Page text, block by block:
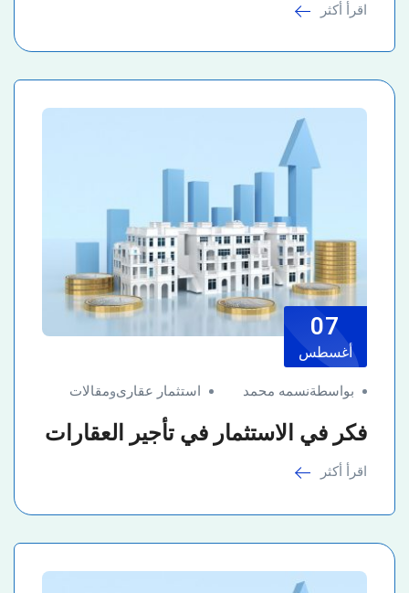
اقرأ أكثر
07
أغسطس
بواسطةنسمه محمد استثمار عقارىومقالات
فكر في الاستثمار في تأجير العقارات
اقرأ أكثر